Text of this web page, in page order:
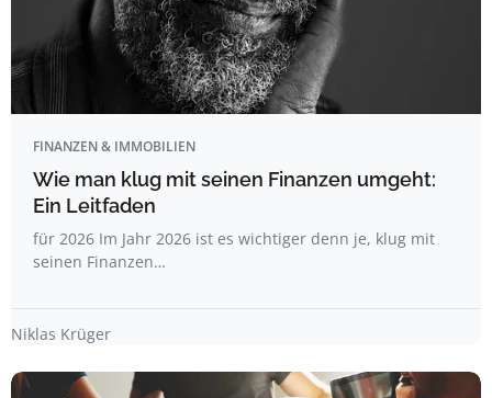
FINANZEN & IMMOBILIEN
Wie man klug mit seinen Finanzen umgeht:
Ein Leitfaden
für 2026 Im Jahr 2026 ist es wichtiger denn je, klug mit
seinen Finanzen…
Niklas Krüger